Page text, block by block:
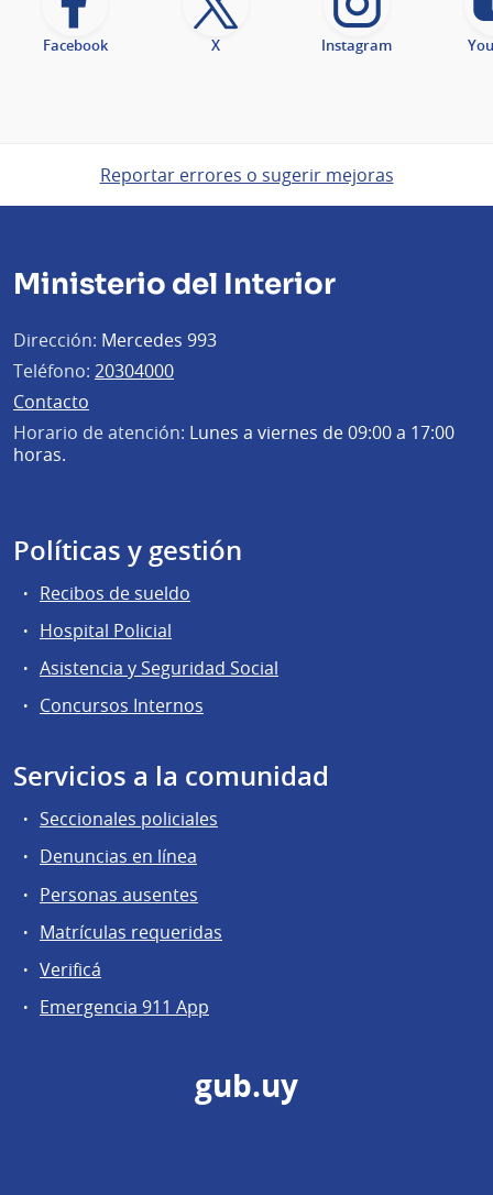
Facebook X Instagram
Reportar errores o sugerir mejoras
Ministerio del Interior
Dirección: Mercedes 993
Teléfono: 20304000
Contacto
Horario de atención: Lunes a viernes de 09:00 a 17:00
horas.
Políticas y gestión
Recibos de sueldo
Hospital Policial
Asistencia y Seguridad Social
Concursos Internos
Servicios a la comunidad
Seccionales policiales
Denuncias en línea
Personas ausentes
Matrículas requeridas
Verificá
Emergencia 911 App
gub.uy